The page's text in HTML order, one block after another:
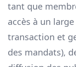
tant que
accès à un
transaction et
des mandats),